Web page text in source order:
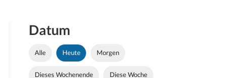
Datum
Alle Heute Morgen
Dieses Wochenende Diese Woche